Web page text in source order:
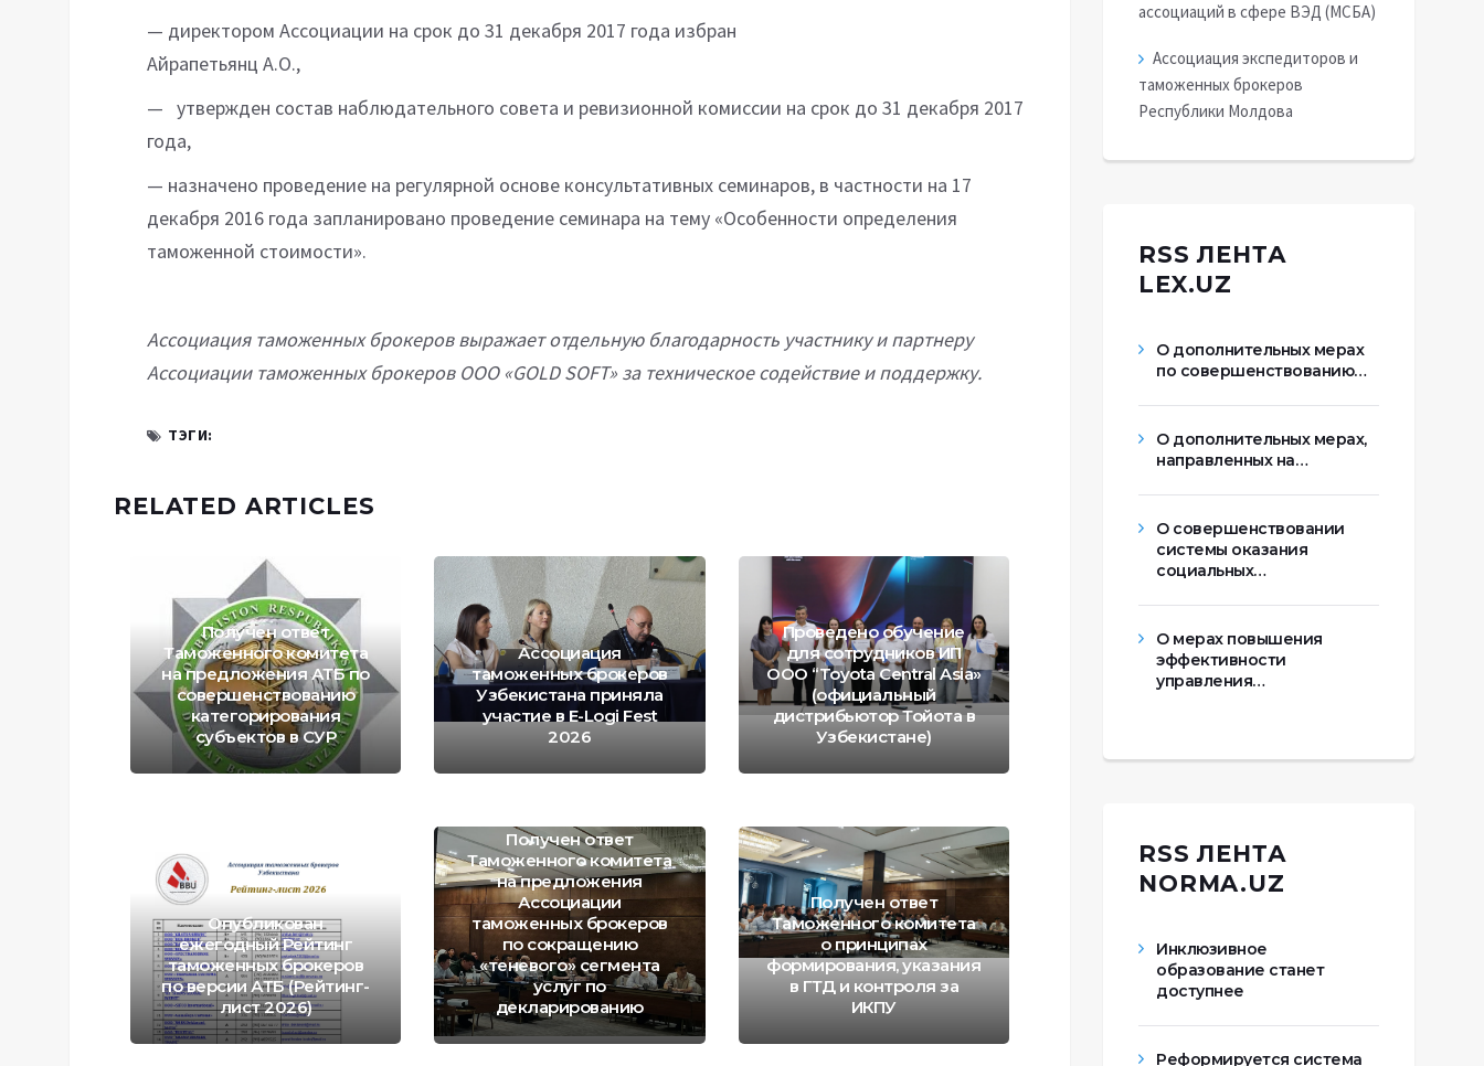
— директором Ассоциации на срок до 31 декабря 2017 года избран
Айрапетьянц А.О.,
— утвержден состав наблюдательного совета и ревизионной комиссии на срок до 31 декабря 2017
года,
— назначено проведение на регулярной основе консультативных семинаров, в частности на 17
декабря 2016 года запланировано проведение семинара на тему «Особенности определения
таможенной стоимости».
Ассоциация таможенных брокеров выражает отдельную благодарность участнику и партнеру
Ассоциации таможенных брокеров ООО «GOLD SOFT» за техническое содействие и поддержку.
ТЭГИ:
RELATED ARTICLES
Получен ответ
Таможенного комитета
на предложения АТБ по
совершенствованию
категорирования
субъектов в СУР
Ассоциация
таможенных брокеров
Узбекистана приняла
участие в E-Logi Fest
2026
Проведено обучение
для сотрудников ИП
ООО “Toyota Central Asia»
(официальный
дистрибьютор Тойота в
Узбекистане)
Опубликован
ежегодный Рейтинг
таможенных брокеров
по версии АТБ (Рейтинг-
лист 2026)
Получен ответ
Таможенного комитета
на предложения
Ассоциации
таможенных брокеров
по сокращению
«теневого» сегмента
услуг по
декларированию
Получен ответ
Таможенного комитета
о принципах
формирования, указания
в ГТД и контроля за
ИКПУ
ассоциаций в сфере ВЭД (МСБА)
Ассоциация экспедиторов и
таможенных брокеров
Республики Молдова
RSS ЛЕНТА
LEX.UZ
О дополнительных мерах
по совершенствованию…
О дополнительных мерах,
направленных на…
О совершенствовании
системы оказания
социальных…
О мерах повышения
эффективности
управления…
RSS ЛЕНТА
NORMA.UZ
Инклюзивное
образование станет
доступнее
Реформируется система